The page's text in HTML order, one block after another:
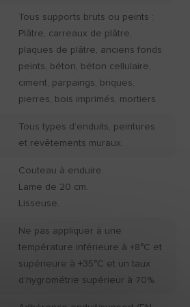
Tous supports bruts ou peints :
Plâtre, carreaux de plâtre,
plaques de plâtre, anciens fonds
peints, béton, béton cellulaire,
ciment, parpaings, briques,
pierres, bois imprimés, mortiers.
Tous types d’enduits, peintures
et revêtements muraux.
Couteau à enduire.
Lame de 20 cm.
Lisseuse.
Ne pas appliquer à une
température inférieure à +8°C et
supérieure à +35°C et un taux
d’hygrométrie supérieur à 70%.